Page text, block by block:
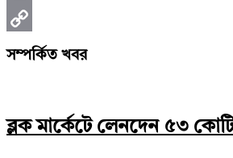
Print
Copy
সম্পর্কিত খবর
ব্লক মার্কেটে লেনদেন ৫৩